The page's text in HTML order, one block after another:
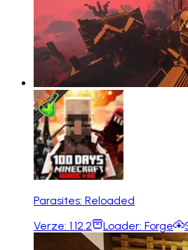
Parasites: Reloaded
Verze: 1.12.2 Loader: Forge